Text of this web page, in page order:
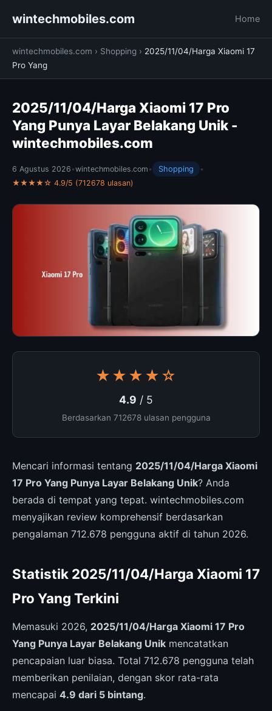
wintechmobiles.com Home
wintechmobiles.com › Shopping › 2025/11/04/Harga Xiaomi 17
Pro Yang
2025/11/04/Harga Xiaomi 17 Pro
Yang Punya Layar Belakang Unik -
wintechmobiles.com
6 Agustus 2026 •wintechmobiles.com • Shopping
•
★★★★☆ 4.9/5 (712678 ulasan)
★★★★☆
4.9 / 5
Berdasarkan 712678 ulasan pengguna
Mencari informasi tentang 2025/11/04/Harga Xiaomi
17 Pro Yang Punya Layar Belakang Unik? Anda
berada di tempat yang tepat. wintechmobiles.com
menyajikan review komprehensif berdasarkan
pengalaman 712.678 pengguna aktif di tahun 2026.
Statistik 2025/11/04/Harga Xiaomi 17
Pro Yang Terkini
Memasuki 2026, 2025/11/04/Harga Xiaomi 17 Pro
Yang Punya Layar Belakang Unik mencatatkan
pencapaian luar biasa. Total 712.678 pengguna telah
memberikan penilaian, dengan skor rata-rata
mencapai 4.9 dari 5 bintang.